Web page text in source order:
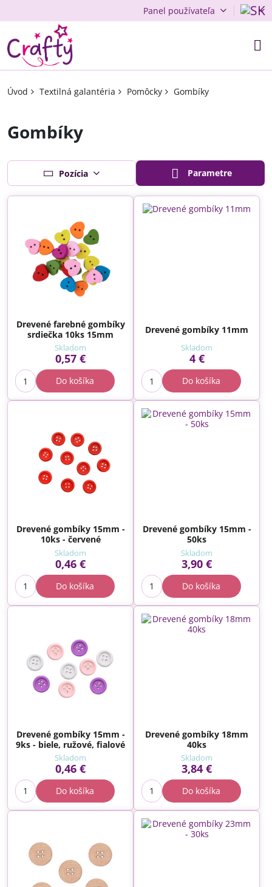
Panel používateľa
Úvod Textilná galantéria Pomôcky Gombíky
Gombíky
Pozícia Parametre
Drevené farebné gombíky
srdiečka 10ks 15mm
Skladom
0,57 €
Do košíka
Drevené gombíky 11mm
Skladom
4 €
Do košíka
Drevené gombíky 15mm -
10ks - červené
Skladom
0,46 €
Do košíka
Drevené gombíky 15mm -
50ks
Skladom
3,90 €
Do košíka
Drevené gombíky 15mm -
9ks - biele, ružové, fialové
Skladom
0,46 €
Do košíka
Drevené gombíky 18mm
40ks
Skladom
3,84 €
Do košíka